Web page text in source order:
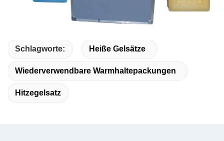
Schlagworte: Heiße Gelsätze
Wiederverwendbare Warmhaltepackungen
Hitzegelsatz